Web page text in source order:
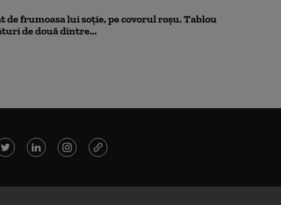
de frumoasa lui soție, pe covorul roșu. Tablou
de două dintre...